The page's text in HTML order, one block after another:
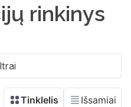
rinkinys